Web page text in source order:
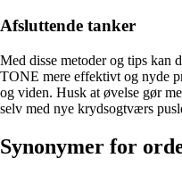
Afsluttende tanker
Med disse metoder og tips kan
TONE mere effektivt og nyde
og viden. Husk at øvelse gør
selv med nye krydsogtværs
Synonymer for